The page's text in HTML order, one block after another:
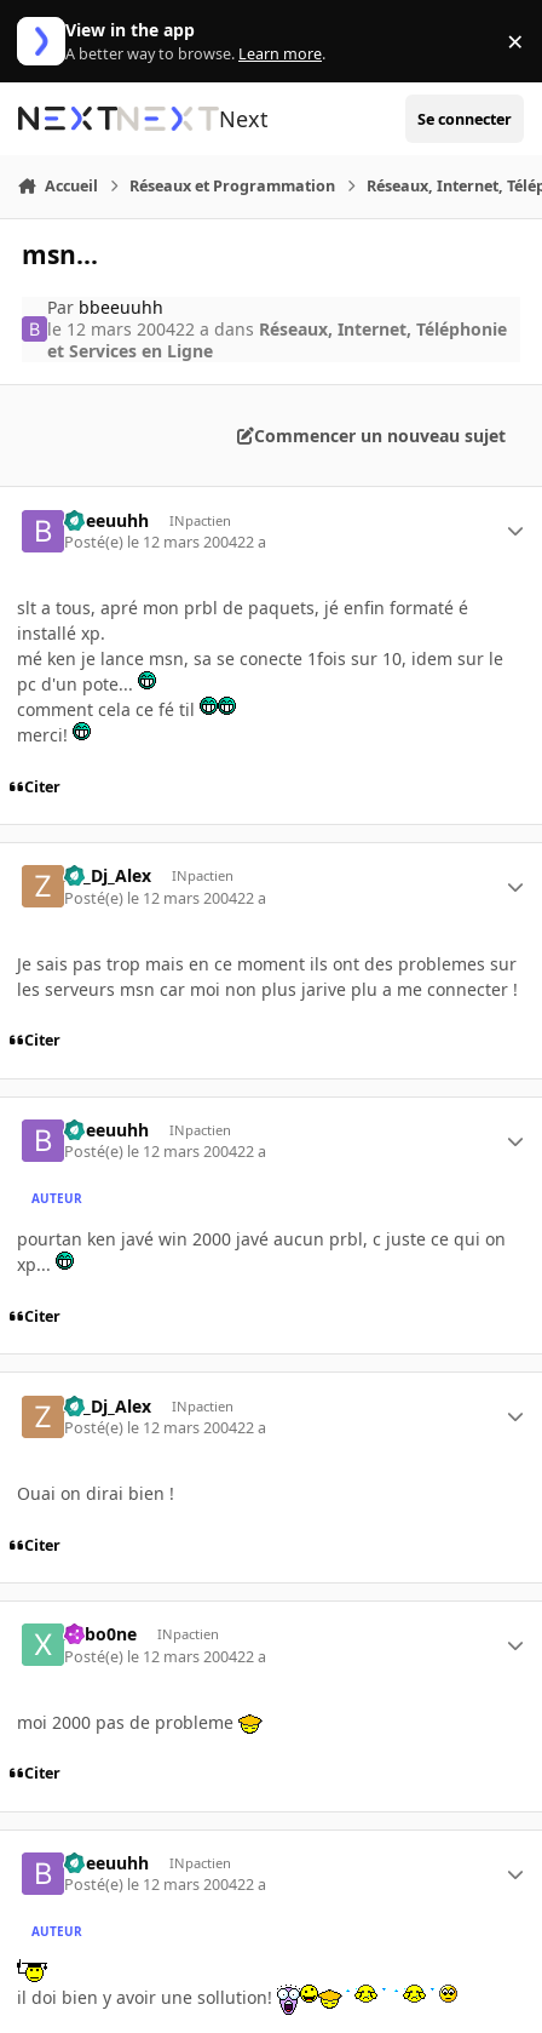
Aller au contenu
View in the app
A better way to browse. Learn more. ×
Next Se connecter
Accueil Réseaux et Programmation Réseaux, Internet,
msn...
Par bbeeuuhh
le 12 mars 200422 a dans Réseaux, Internet, Téléphonie
et Services en Ligne
Commencer un nouveau sujet
bbeeuuhh INpactien
Posté(e) le 12 mars 200422 a
slt a tous, apré mon prbl de paquets, jé enfin formaté é
installé xp.
mé ken je lance msn, sa se conecte 1fois sur 10, idem sur le
pc d'un pote...
comment cela ce fé til
merci!
Citer
Ze_Dj_Alex INpactien
Posté(e) le 12 mars 200422 a
Je sais pas trop mais en ce moment ils ont des problemes sur
les serveurs msn car moi non plus jarive plu a me connecter !
Citer
bbeeuuhh INpactien
Posté(e) le 12 mars 200422 a
AUTEUR
pourtan ken javé win 2000 javé aucun prbl, c juste ce qui on
xp...
Citer
Ze_Dj_Alex INpactien
Posté(e) le 12 mars 200422 a
Ouai on dirai bien !
Citer
X4bo0ne INpactien
Posté(e) le 12 mars 200422 a
moi 2000 pas de probleme
Citer
bbeeuuhh INpactien
Posté(e) le 12 mars 200422 a
AUTEUR
il doi bien y avoir une sollution!